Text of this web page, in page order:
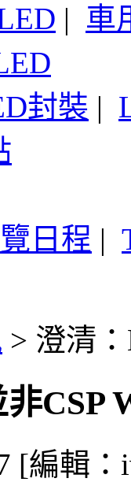
| 車
封裝 |
日程 |
> 澄清
CSP
[編輯：